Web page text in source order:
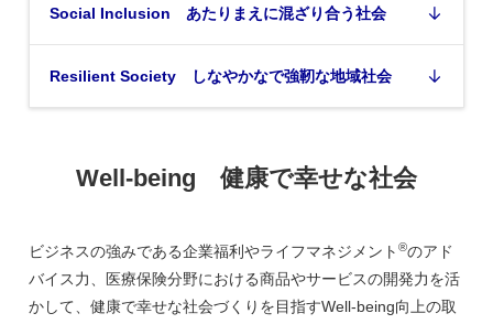
Social Inclusion あたりまえに混ざり合う社会
Resilient Society しなやかなで強靭な地域社会
Well-being 健康で幸せな社会
ビジネスの強みである企業福利やライフマネジメント®のアド
バイス力、医療保険分野における商品やサービスの開発力を活
かして、健康で幸せな社会づくりを目指すWell-being向上の取